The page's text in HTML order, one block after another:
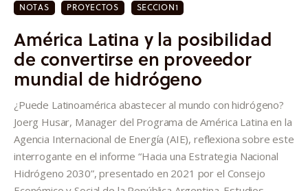
Investigación
Proyectos
Informes
Quiénes somos
NOTAS PROYECTOS SECCION1
América Latina y la posibilidad
de convertirse en proveedor
mundial de hidrógeno
¿Puede Latinoamérica abastecer al mundo con hidrógeno?
Joerg Husar, Manager del Programa de América Latina en la
Agencia Internacional de Energía (AIE), reflexiona sobre este
interrogante en el informe “Hacia una Estrategia Nacional
Hidrógeno 2030”, presentado en 2021 por el Consejo